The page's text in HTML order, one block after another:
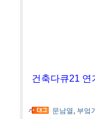
건축다큐21 연
문남열 , 부엌